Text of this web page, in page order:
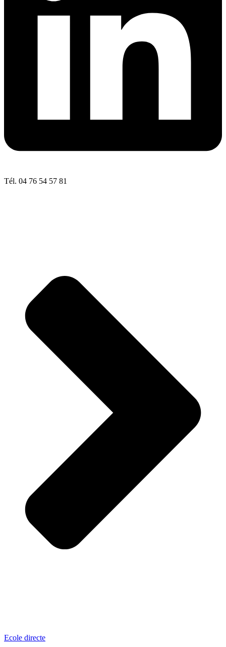
Tél. 04 76 54 57 81
Ecole directe